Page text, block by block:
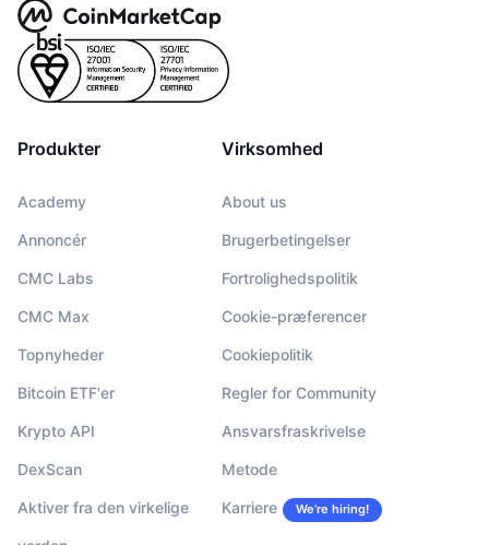
Produkter
Academy
Annoncér
CMC Labs
CMC Max
Topnyheder
Bitcoin ETF'er
Krypto API
DexScan
Aktiver fra den virkelige
Virksomhed
About us
Brugerbetingelser
Fortrolighedspolitik
Cookie-præferencer
Cookiepolitik
Regler for Community
Ansvarsfraskrivelse
Metode
Karriere We’re hiring!